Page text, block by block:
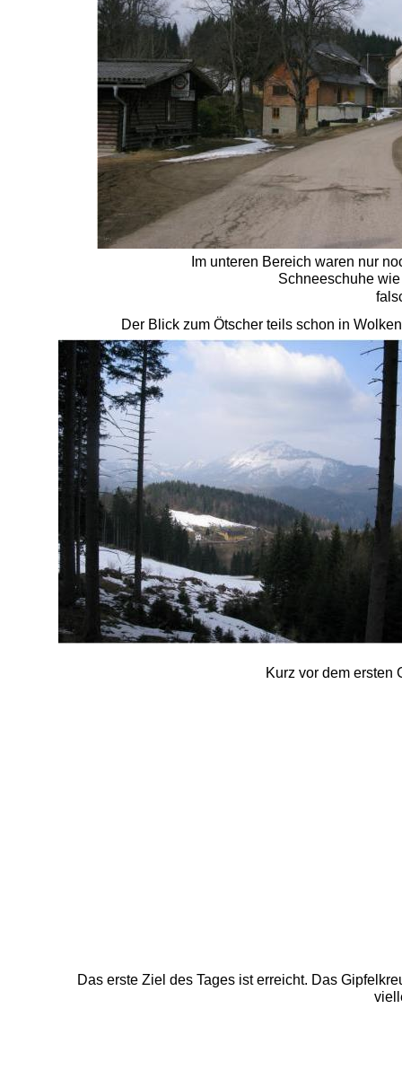
Im unteren Bereich waren nur
Schneeschuhe
Der Blick zum Ötscher teils schon in Wolken
Kurz vor dem ersten
Das erste Ziel des Tages ist erreicht. Das